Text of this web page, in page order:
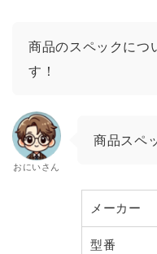
商品のスペックにつ
す！
おにいさん
商品スペ
メーカー
型番